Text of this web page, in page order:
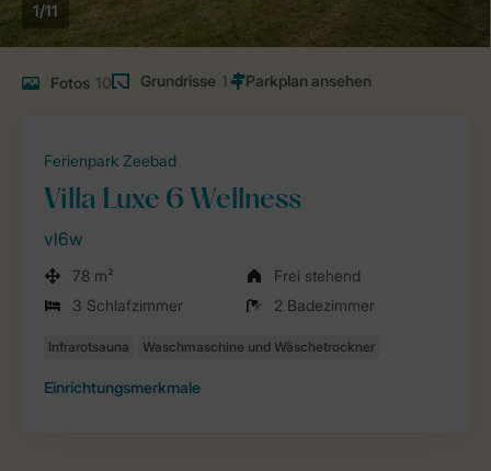
1/11
Fotos 10 Grundrisse 1
Ferienpark Zeebad
Villa Luxe 6 Wellness
vl6w
78 m²
Frei stehend
3 Schlafzimmer
2 Badezimmer
Einrichtungsmerkmale